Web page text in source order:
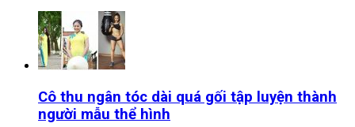
Cô thu ngân tóc dài quá gối tập luyện thành
người mẫu thể hình